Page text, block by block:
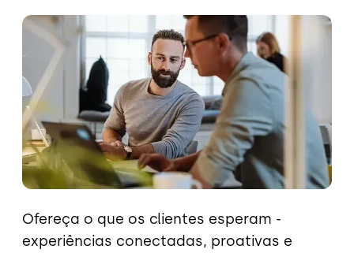
Imagem
Ofereça o que os clientes esperam -
experiências conectadas, proativas e